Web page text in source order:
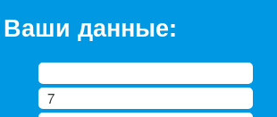
Ваши данные: